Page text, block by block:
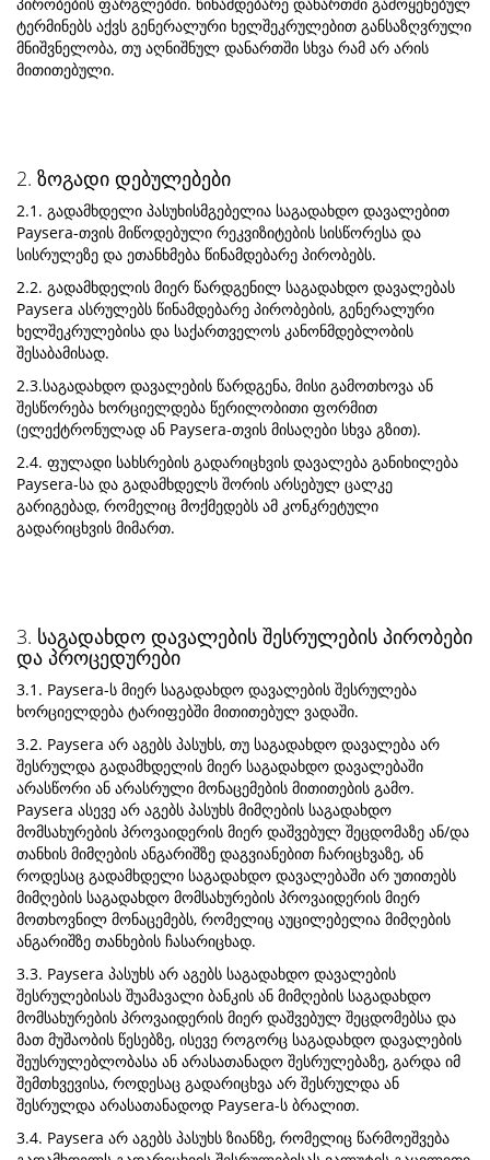
ტერმინებს აქვს გენერალური ხელშეკრულებით განსაზღვრული
მნიშვნელობა, თუ აღნიშნულ დანართში სხვა რამ არ არის
მითითებული.
2. ზოგადი დებულებები
2.1. გადამხდელი პასუხისმგებელია საგადახდო დავალებით
Paysera-თვის მიწოდებული რეკვიზიტების სისწორესა და
სისრულეზე და ეთანხმება წინამდებარე პირობებს.
2.2. გადამხდელის მიერ წარდგენილ საგადახდო დავალებას
Paysera ასრულებს წინამდებარე პირობების, გენერალური
ხელშეკრულებისა და საქართველოს კანონმდებლობის
შესაბამისად.
2.3.საგადახდო დავალების წარდგენა, მისი გამოთხოვა ან
შესწორება ხორციელდება წერილობითი ფორმით
(ელექტრონულად ან Paysera-თვის მისაღები სხვა გზით).
2.4. ფულადი სახსრების გადარიცხვის დავალება განიხილება
Paysera-სა და გადამხდელს შორის არსებულ ცალკე
გარიგებად, რომელიც მოქმედებს ამ კონკრეტული
გადარიცხვის მიმართ.
3. საგადახდო დავალების შესრულების პირობები
და პროცედურები
3.1. Paysera-ს მიერ საგადახდო დავალების შესრულება
ხორციელდება ტარიფებში მითითებულ ვადაში.
3.2. Paysera არ აგებს პასუხს, თუ საგადახდო დავალება არ
შესრულდა გადამხდელის მიერ საგადახდო დავალებაში
არასწორი ან არასრული მონაცემების მითითების გამო.
Paysera ასევე არ აგებს პასუხს მიმღების საგადახდო
მომსახურების პროვაიდერის მიერ დაშვებულ შეცდომაზე ან/და
თანხის მიმღების ანგარიშზე დაგვიანებით ჩარიცხვაზე, ან
როდესაც გადამხდელი საგადახდო დავალებაში არ უთითებს
მიმღების საგადახდო მომსახურების პროვაიდერის მიერ
მოთხოვნილ მონაცემებს, რომელიც აუცილებელია მიმღების
ანგარიშზე თანხების ჩასარიცხად.
3.3. Paysera პასუხს არ აგებს საგადახდო დავალების
შესრულებისას შუამავალი ბანკის ან მიმღების საგადახდო
მომსახურების პროვაიდერის მიერ დაშვებულ შეცდომებსა და
მათ მუშაობის წესებზე, ისევე როგორც საგადახდო დავალების
შეუსრულებლობასა ან არასათანადო შესრულებაზე, გარდა იმ
შემთხვევისა, როდესაც გადარიცხვა არ შესრულდა ან
შესრულდა არასათანადოდ Paysera-ს ბრალით.
3.4. Paysera არ აგებს პასუხს ზიანზე, რომელიც წარმოეშვება